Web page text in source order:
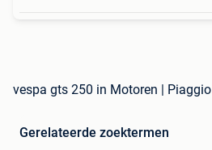
vespa gts 250 in Motoren | Piaggio
Gerelateerde zoektermen